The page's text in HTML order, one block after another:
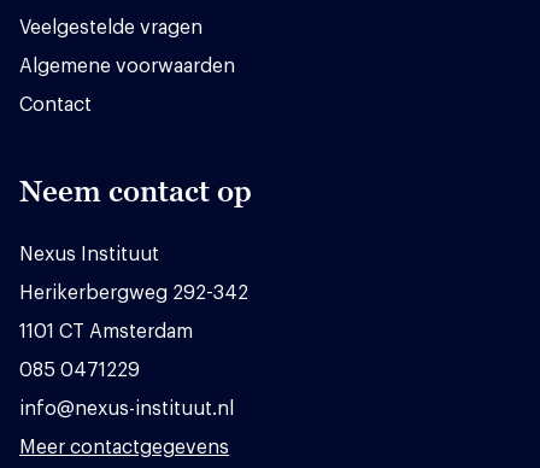
Veelgestelde vragen
Algemene voorwaarden
Contact
Neem contact op
Nexus Instituut
Herikerbergweg 292-342
1101 CT Amsterdam
085 0471229
info@nexus-instituut.nl
Meer contactgegevens